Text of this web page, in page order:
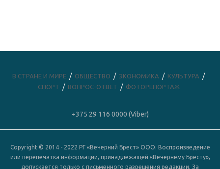
В СТРАНЕ И МИРЕ ОБЩЕСТВО ЭКОНОМИКА
КУЛЬТУРА
СПОРТ
ВОПРОС-ОТВЕТ ФОТОРЕПОРТАЖ
+375 29 116 0000 (Viber)
Copyright © 2014 - 2022 РГ «Вечерний Брест» ООО. Воспроизведение
или перепечатка информации, принадлежащей «Вечернему Бресту»,
допускается только с письменного разрешения редакции. За